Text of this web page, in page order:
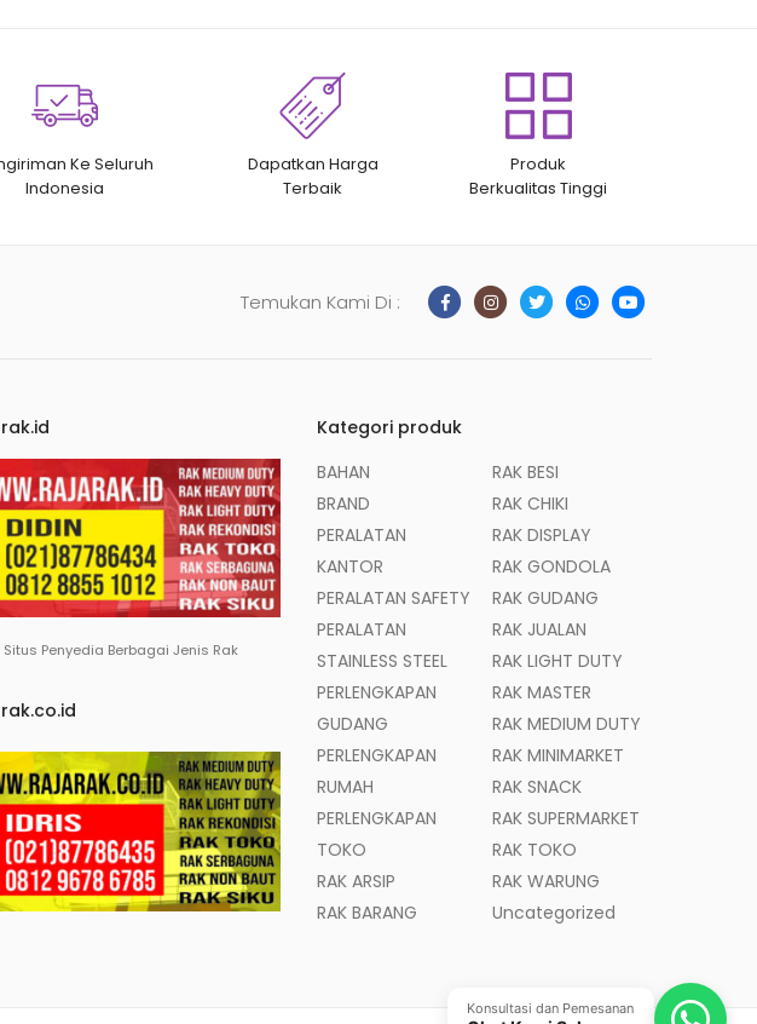
Ke Seluruh
Indonesia
Dapatkan Harga
Terbaik
Produk
Berkualitas Tinggi
Temukan Kami Di :
Situs Penyedia Berbagai Jenis Rak
Kategori produk
BAHAN
BRAND
PERALATAN
KANTOR
PERALATAN SAFETY
PERALATAN
STAINLESS STEEL
PERLENGKAPAN
GUDANG
PERLENGKAPAN
RUMAH
PERLENGKAPAN
TOKO
RAK ARSIP
RAK BARANG
RAK BESI
RAK CHIKI
RAK DISPLAY
RAK GONDOLA
RAK GUDANG
RAK JUALAN
RAK LIGHT DUTY
RAK MASTER
RAK MEDIUM DUTY
RAK MINIMARKET
RAK SNACK
RAK SUPERMARKET
RAK TOKO
RAK WARUNG
Uncategorized
Konsultasi dan Pemesanan